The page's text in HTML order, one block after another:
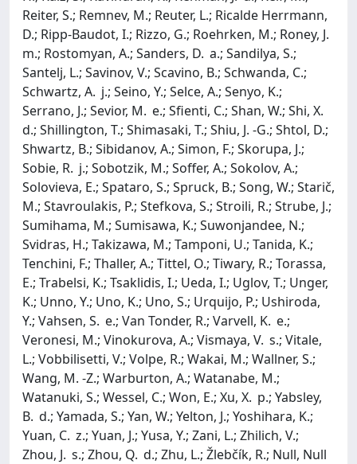
Reiter, S.; Remnev, M.; Reuter, L.; Ricalde Herrmann,
D.; Ripp-Baudot, I.; Rizzo, G.; Roehrken, M.; Roney, J.
m.; Rostomyan, A.; Sanders, D. a.; Sandilya, S.;
Santelj, L.; Savinov, V.; Scavino, B.; Schwanda, C.;
Schwartz, A. j.; Seino, Y.; Selce, A.; Senyo, K.;
Serrano, J.; Sevior, M. e.; Sfienti, C.; Shan, W.; Shi, X.
d.; Shillington, T.; Shimasaki, T.; Shiu, J. -G.; Shtol, D.;
Shwartz, B.; Sibidanov, A.; Simon, F.; Skorupa, J.;
Sobie, R. j.; Sobotzik, M.; Soffer, A.; Sokolov, A.;
Solovieva, E.; Spataro, S.; Spruck, B.; Song, W.; Starič,
M.; Stavroulakis, P.; Stefkova, S.; Stroili, R.; Strube, J.;
Sumihama, M.; Sumisawa, K.; Suwonjandee, N.;
Svidras, H.; Takizawa, M.; Tamponi, U.; Tanida, K.;
Tenchini, F.; Thaller, A.; Tittel, O.; Tiwary, R.; Torassa,
E.; Trabelsi, K.; Tsaklidis, I.; Ueda, I.; Uglov, T.; Unger,
K.; Unno, Y.; Uno, K.; Uno, S.; Urquijo, P.; Ushiroda,
Y.; Vahsen, S. e.; Van Tonder, R.; Varvell, K. e.;
Veronesi, M.; Vinokurova, A.; Vismaya, V. s.; Vitale,
L.; Vobbilisetti, V.; Volpe, R.; Wakai, M.; Wallner, S.;
Wang, M. -Z.; Warburton, A.; Watanabe, M.;
Watanuki, S.; Wessel, C.; Won, E.; Xu, X. p.; Yabsley,
B. d.; Yamada, S.; Yan, W.; Yelton, J.; Yoshihara, K.;
Yuan, C. z.; Yuan, J.; Yusa, Y.; Zani, L.; Zhilich, V.;
Zhou, J. s.; Zhou, Q. d.; Zhu, L.; Žlebčík, R.; Null, Null